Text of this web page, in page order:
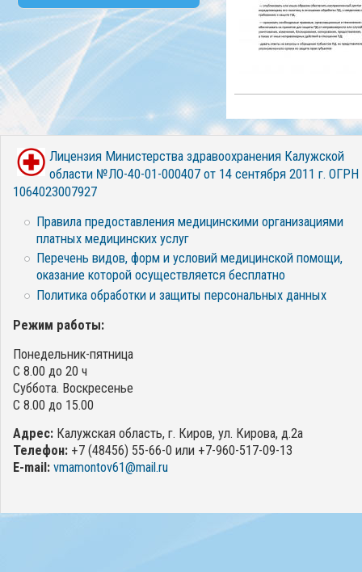
Лицензия Министерства здравоохранения Калужской
области №ЛО-40-01-000407 от 14 сентября 2011 г. ОГРН
1064023007927
Правила предоставления медицинскими организациями
платных медицинских услуг
Перечень видов, форм и условий медицинской помощи,
оказание которой осуществляется бесплатно
Политика обработки и защиты персональных данных
Режим работы:
Понедельник-пятница
С 8.00 до 20 ч
Суббота. Воскресенье
С 8.00 до 15.00
Адрес: Калужская область, г. Киров, ул. Кирова, д.2а
Телефон: +7 (48456) 55-66-0 или +7-960-517-09-13
E-mail: vmamontov61@mail.ru